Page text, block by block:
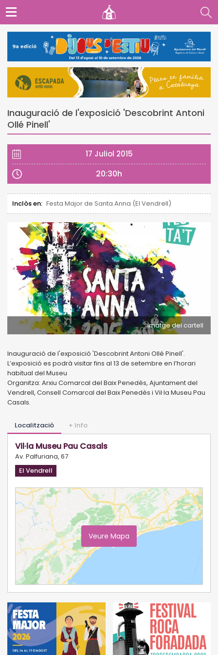
Inauguració de l'exposició 'Descobrint Antoni
Ollé Pinell'
17 Juliol 2015
20:30h
Inclòs en: Festa Major de Santa Anna (El Vendrell)
Imatge del cartell
Inauguració de l'exposició 'Descobrint Antoni Ollé Pinell'.
L’exposició es podrà visitar fins al 13 de setembre en l’horari
habitual del Museu
Organitza: Arxiu Comarcal del Baix Penedès, Ajuntament del
Vendrell, Consell Comarcal del Baix Penedès i Vil·la Museu Pau
Casals.
Localització + Info
Vil·la Museu Pau Casals
Av. Palfuriana, 67
El Vendrell
Veure Mapa